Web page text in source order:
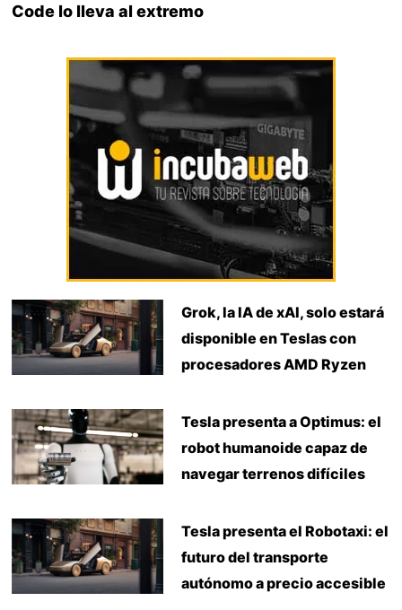
Code lo lleva al extremo
Grok, la IA de xAI, solo estará
disponible en Teslas con
procesadores AMD Ryzen
Tesla presenta a Optimus: el
robot humanoide capaz de
navegar terrenos difíciles
Tesla presenta el Robotaxi: el
futuro del transporte
autónomo a precio accesible